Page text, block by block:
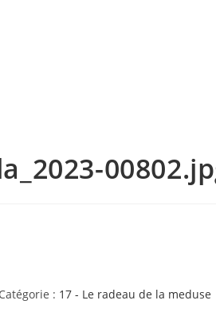
Catégorie : 17 - Le radeau de la meduse